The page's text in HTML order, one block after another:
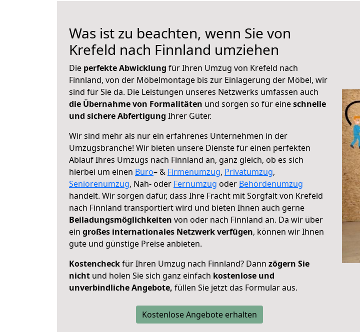
Was ist zu beachten, wenn Sie von
Krefeld nach Finnland umziehen
Die perfekte Abwicklung für Ihren Umzug von Krefeld nach
Finnland, von der Möbelmontage bis zur Einlagerung der Möbel, wir
sind für Sie da. Die Leistungen unseres Netzwerks umfassen auch
die Übernahme von Formalitäten und sorgen so für eineschnelle
und sichere Abfertigung Ihrer Güter.
Wir sind mehr als nur ein erfahrenes Unternehmen in der
Umzugsbranche! Wir bieten unsere Dienste für einen perfekten
Ablauf Ihres Umzugs nach Finnland an, ganz gleich, ob es sich
hierbei um einen Büro– & Firmenumzug, Privatumzug,
Seniorenumzug, Nah- oder Fernumzug oder Behördenumzug
handelt. Wir sorgen dafür, dass Ihre Fracht mit Sorgfalt von Krefeld
nach Finnland transportiert wird und bieten Ihnen auch gerne
Beiladungsmöglichkeiten von oder nach Finnland an. Da wir über
ein großes internationales Netzwerk verfügen, können wir Ihnen
gute und günstige Preise anbieten.
Kostencheckfür Ihren Umzug nach Finnland? Dann zögern Sie
nicht und holen Sie sich ganz einfach kostenlose und
unverbindliche Angebote, füllen Sie jetzt das Formular aus.
Kostenlose Angebote erhalten